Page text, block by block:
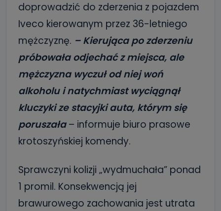
doprowadzić do zderzenia z pojazdem
Iveco kierowanym przez 36-letniego
mężczyznę. – Kierująca po zderzeniu
próbowała odjechać z miejsca, ale
mężczyzna wyczuł od niej woń
alkoholu i natychmiast wyciągnął
kluczyki ze stacyjki auta, którym się
poruszała – informuje biuro prasowe
krotoszyńskiej komendy.
Sprawczyni kolizji „wydmuchała” ponad
1 promil. Konsekwencją jej
brawurowego zachowania jest utrata